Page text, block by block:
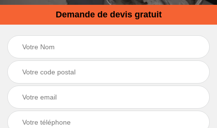
Demande de devis gratuit